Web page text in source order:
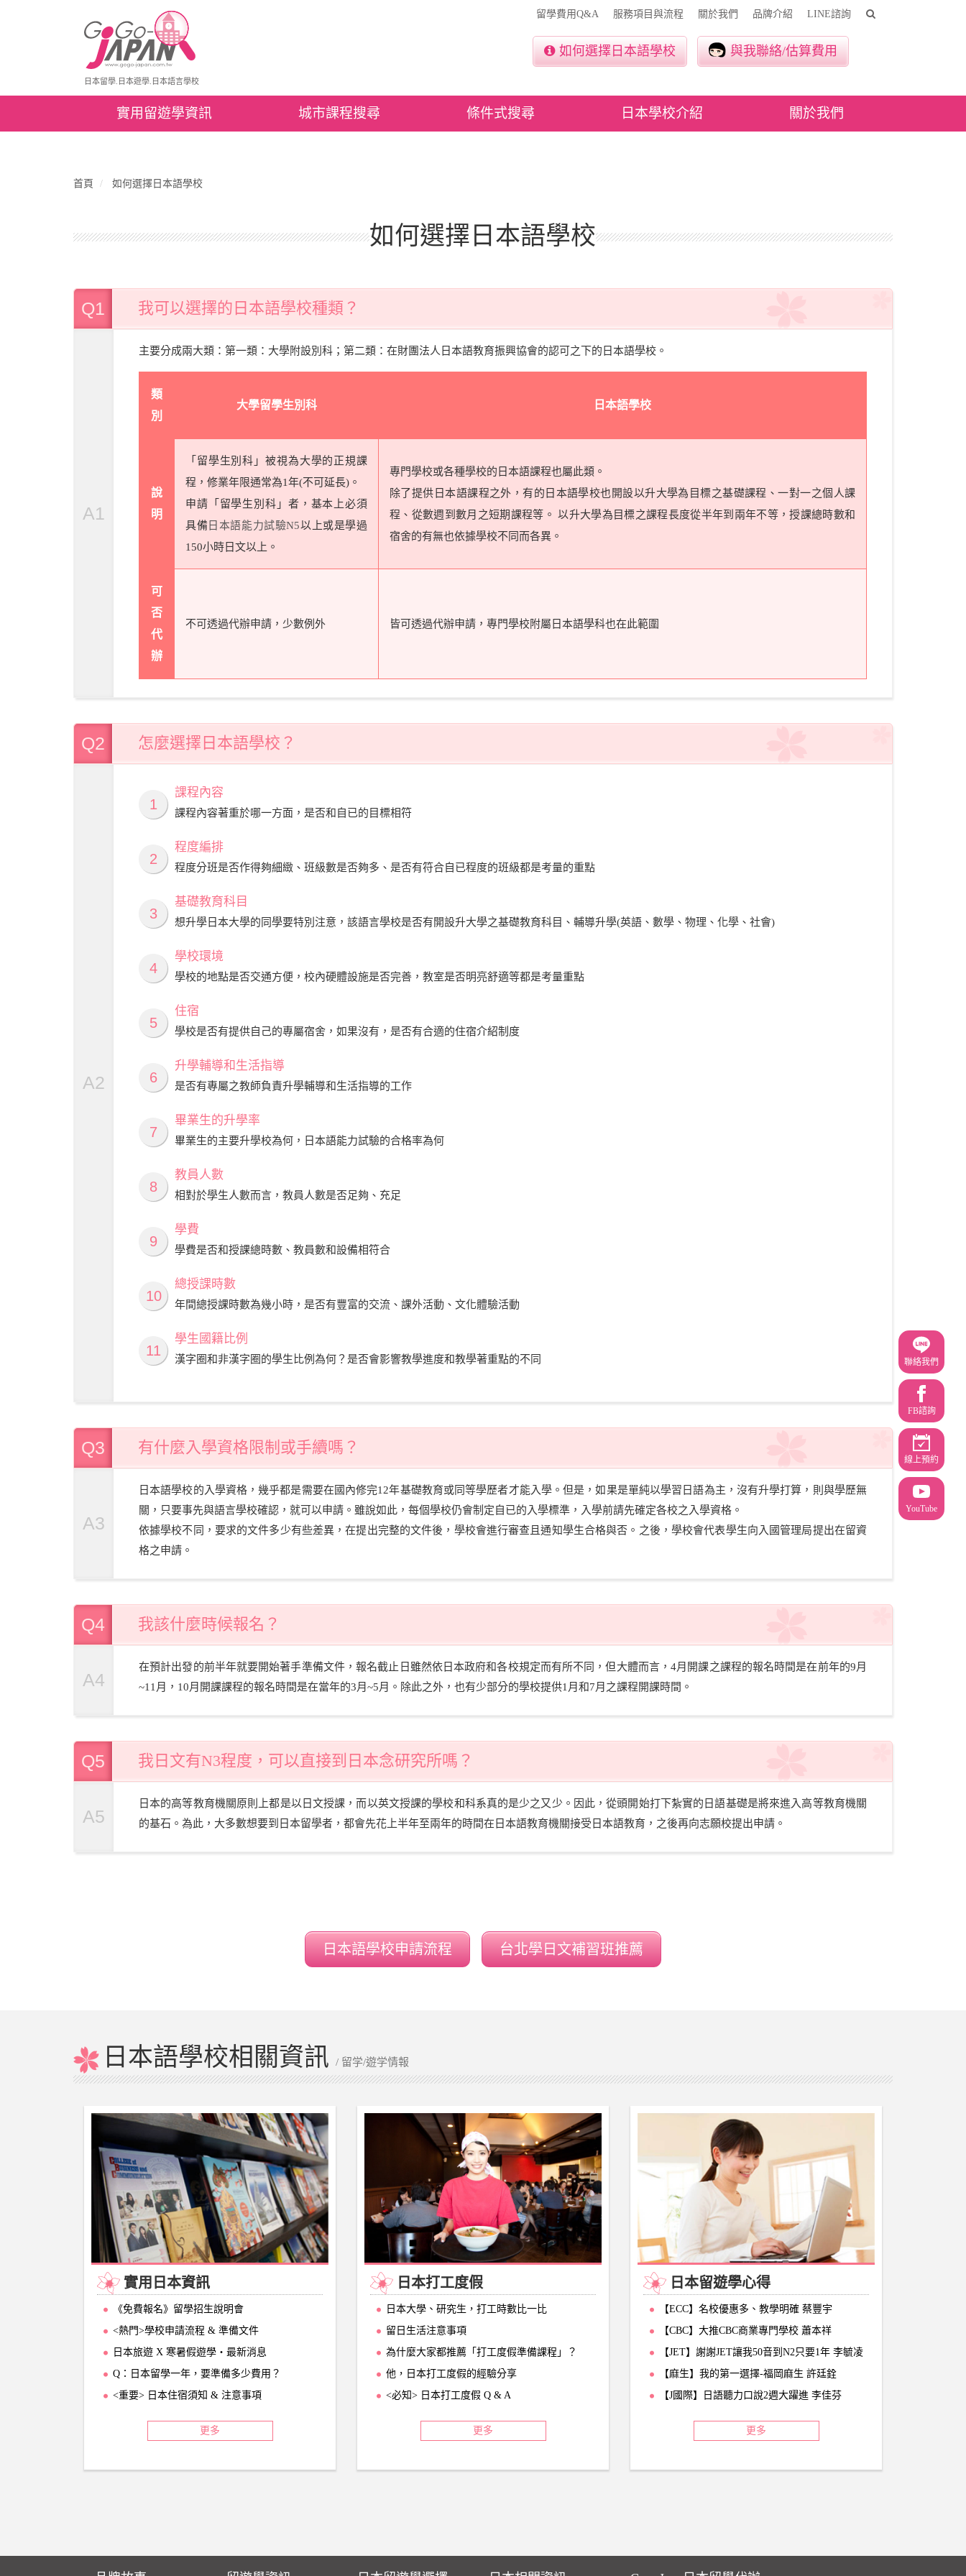
日本留學.日本遊學.日本語言學校
留學費用Q&A 服務項目與流程 關於我們 品牌介紹 LINE諮詢
如何選擇日本語學校 與我聯絡/估算費用
實用留遊學資訊 城市課程搜尋 條件式搜尋 日本學校介紹 關於我們
首頁 如何選擇日本語學校
如何選擇日本語學校
Q1 我可以選擇的日本語學校種類？
A1
主要分成兩大類：第一類：大學附設別科；第二類：在財團法人日本語教育振興協會的認可之下的日本語學校。
類
別
大學留學生別科 日本語學校
說
明
「留學生別科」被視為大學的正規課
程，修業年限通常為1年(不可延長)。
申請「留學生別科」者，基本上必須
具備日本語能力試驗N5以上或是學過
150小時日文以上。
專門學校或各種學校的日本語課程也屬此類。
除了提供日本語課程之外，有的日本語學校也開設以升大學為目標之基礎課程、一對一之個人課
程、從數週到數月之短期課程等。 以升大學為目標之課程長度從半年到兩年不等，授課總時數和
宿舍的有無也依據學校不同而各異。
可
否
代
辦
不可透過代辦申請，少數例外 皆可透過代辦申請，專門學校附屬日本語學科也在此範圍
Q2 怎麼選擇日本語學校？
A2
1
課程內容
課程內容著重於哪一方面，是否和自已的目標相符
2
程度編排
程度分班是否作得夠細緻、班級數是否夠多、是否有符合自已程度的班級都是考量的重點
3
基礎教育科目
想升學日本大學的同學要特別注意，該語言學校是否有開設升大學之基礎教育科目、輔導升學(英語、數學、物理、化學、社會)
4
學校環境
學校的地點是否交通方便，校內硬體設施是否完善，教室是否明亮舒適等都是考量重點
5
住宿
學校是否有提供自己的專屬宿舍，如果沒有，是否有合適的住宿介紹制度
6
升學輔導和生活指導
是否有專屬之教師負責升學輔導和生活指導的工作
7
畢業生的升學率
畢業生的主要升學校為何，日本語能力試驗的合格率為何
8
教員人數
相對於學生人數而言，教員人數是否足夠、充足
9
學費
學費是否和授課總時數、教員數和設備相符合
10
總授課時數
年間總授課時數為幾小時，是否有豐富的交流、課外活動、文化體驗活動
11
學生國籍比例
漢字圈和非漢字圈的學生比例為何？是否會影響教學進度和教學著重點的不同
Q3 有什麼入學資格限制或手續嗎？
A3
日本語學校的入學資格，幾乎都是需要在國內修完12年基礎教育或同等學歷者才能入學。但是，如果是單純以學習日語為主，沒有升學打算，則與學歷無
關，只要事先與語言學校確認，就可以申請。雖說如此，每個學校仍會制定自已的入學標準，入學前請先確定各校之入學資格。
依據學校不同，要求的文件多少有些差異，在提出完整的文件後，學校會進行審查且通知學生合格與否。之後，學校會代表學生向入國管理局提出在留資
格之申請。
Q4 我該什麼時候報名？
A4
在預計出發的前半年就要開始著手準備文件，報名截止日雖然依日本政府和各校規定而有所不同，但大體而言，4月開課之課程的報名時間是在前年的9月
~11月，10月開課課程的報名時間是在當年的3月~5月。除此之外，也有少部分的學校提供1月和7月之課程開課時間。
Q5 我日文有N3程度，可以直接到日本念研究所嗎？
A5
日本的高等教育機關原則上都是以日文授課，而以英文授課的學校和科系真的是少之又少。因此，從頭開始打下紮實的日語基礎是將來進入高等教育機關
的基石。為此，大多數想要到日本留學者，都會先花上半年至兩年的時間在日本語教育機關接受日本語教育，之後再向志願校提出申請。
日本語學校申請流程 台北學日文補習班推薦
日本語學校相關資訊/ 留学/遊学情報
實用日本資訊
《免費報名》留學招生說明會
<熱門>學校申請流程 & 準備文件
日本旅遊 X 寒暑假遊學‧最新消息
Q：日本留學一年，要準備多少費用？
<重要> 日本住宿須知 & 注意事項
更多
日本打工度假
日本大學、研究生，打工時數比一比
留日生活注意事項
為什麼大家都推薦「打工度假準備課程」？
他，日本打工度假的經驗分享
<必知> 日本打工度假 Q & A
更多
日本留遊學心得
【ECC】名校優惠多、教學明確 蔡豐宇
【CBC】大推CBC商業專門學校 蕭本祥
【JET】謝謝JET讓我50音到N2只要1年 李毓凌
【麻生】我的第一選擇-福岡麻生 許廷銓
【J國際】日語聽力口說2週大躍進 李佳芬
更多
聯絡我們
FB諮詢
線上預約
YouTube